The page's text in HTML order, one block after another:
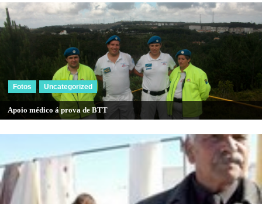
artigos
Fotos Uncategorized
Apoio médico á prova de BTT